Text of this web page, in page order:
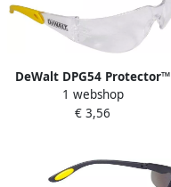
DeWalt DPG54 Protector™
Veiligheidsbril | Helder Glas
DPG54-1DEU
1 webshop
€ 3,56